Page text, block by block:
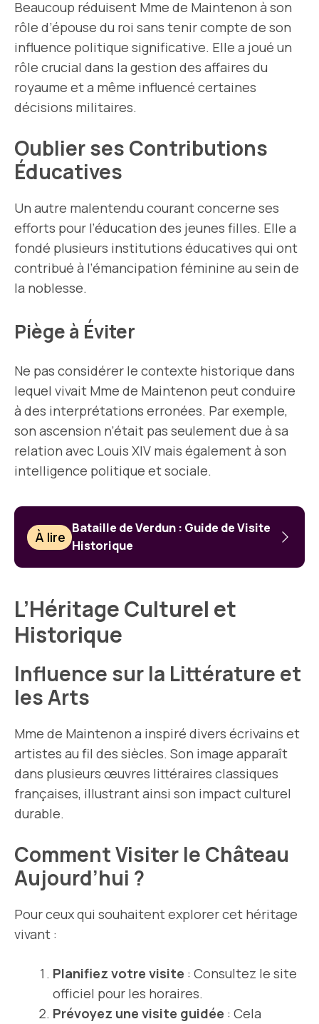
Beaucoup réduisent Mme de Maintenon à son
rôle d’épouse du roi sans tenir compte de son
influence politique significative. Elle a joué un
rôle crucial dans la gestion des affaires du
royaume et a même influencé certaines
décisions militaires.
Oublier ses Contributions
Éducatives
Un autre malentendu courant concerne ses
efforts pour l’éducation des jeunes filles. Elle a
fondé plusieurs institutions éducatives qui ont
contribué à l’émancipation féminine au sein de
la noblesse.
Piège à Éviter
Ne pas considérer le contexte historique dans
lequel vivait Mme de Maintenon peut conduire
à des interprétations erronées. Par exemple,
son ascension n’était pas seulement due à sa
relation avec Louis XIV mais également à son
intelligence politique et sociale.
À lire
Bataille de Verdun : Guide de Visite
Historique
L’Héritage Culturel et
Historique
Influence sur la Littérature et
les Arts
Mme de Maintenon a inspiré divers écrivains et
artistes au fil des siècles. Son image apparaît
dans plusieurs œuvres littéraires classiques
françaises, illustrant ainsi son impact culturel
durable.
Comment Visiter le Château
Aujourd’hui ?
Pour ceux qui souhaitent explorer cet héritage
vivant :
Planifiez votre visite : Consultez le site
officiel pour les horaires.
Prévoyez une visite guidée : Cela